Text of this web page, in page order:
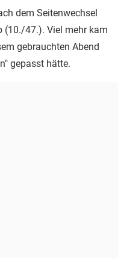
dem Seitenwechsel
(10./47.). Viel mehr kam
gebrauchten Abend
gepasst hätte.